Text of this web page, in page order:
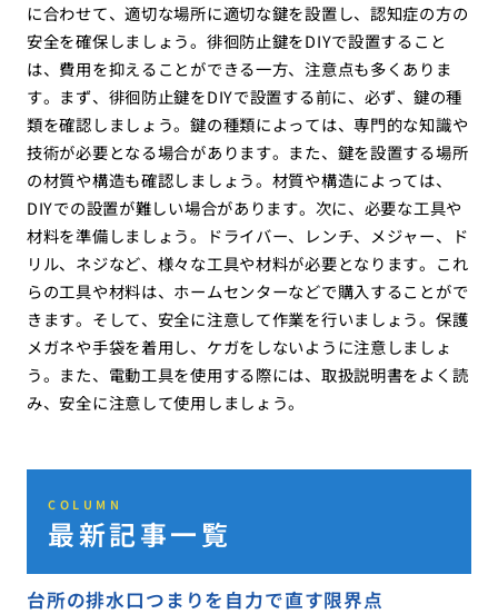
に合わせて、適切な場所に適切な鍵を設置し、認知症の方の
安全を確保しましょう。徘徊防止鍵をDIYで設置すること
は、費用を抑えることができる一方、注意点も多くありま
す。まず、徘徊防止鍵をDIYで設置する前に、必ず、鍵の種
類を確認しましょう。鍵の種類によっては、専門的な知識や
技術が必要となる場合があります。また、鍵を設置する場所
の材質や構造も確認しましょう。材質や構造によっては、
DIYでの設置が難しい場合があります。次に、必要な工具や
材料を準備しましょう。ドライバー、レンチ、メジャー、ド
リル、ネジなど、様々な工具や材料が必要となります。これ
らの工具や材料は、ホームセンターなどで購入することがで
きます。そして、安全に注意して作業を行いましょう。保護
メガネや手袋を着用し、ケガをしないように注意しましょ
う。また、電動工具を使用する際には、取扱説明書をよく読
み、安全に注意して使用しましょう。
COLUMN
最新記事一覧
台所の排水口つまりを自力で直す限界点